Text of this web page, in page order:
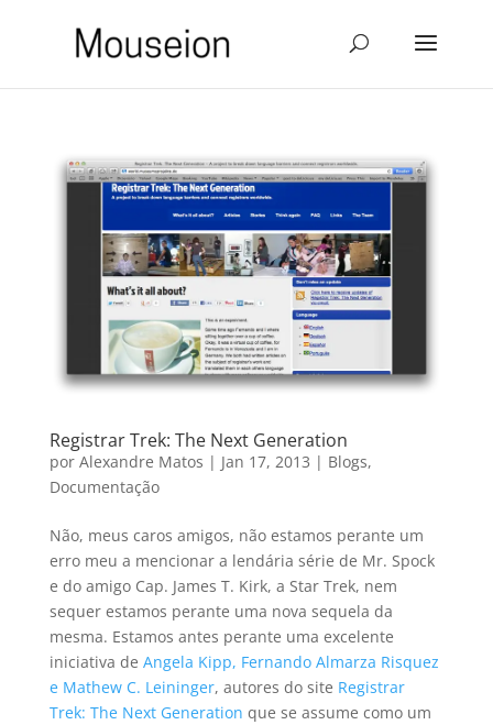
Registrar Trek: The Next Generation
por Alexandre Matos | Jan 17, 2013 | Blogs,
Documentação
Não, meus caros amigos, não estamos perante um
erro meu a mencionar a lendária série de Mr. Spock
e do amigo Cap. James T. Kirk, a Star Trek, nem
sequer estamos perante uma nova sequela da
mesma. Estamos antes perante uma excelente
iniciativa de Angela Kipp, Fernando Almarza Risquez
e Mathew C. Leininger, autores do site Registrar
Trek: The Next Generation que se assume como um